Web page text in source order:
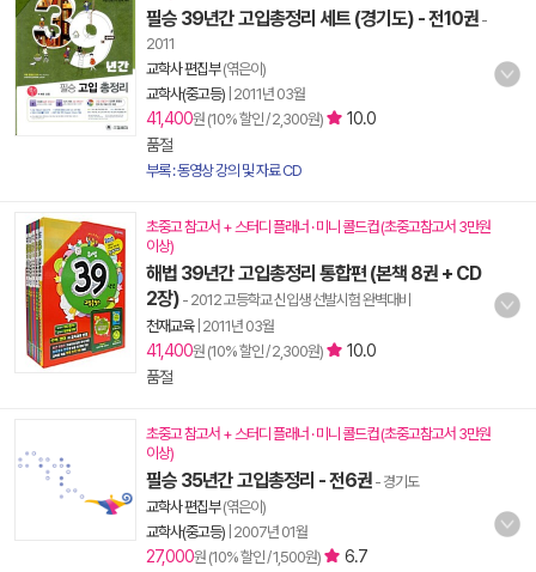
필승 39년간 고입총정리 세트 (경기도) - 전10권 -
2011
교학사 편집부(엮은이)
교학사(중고등) 2011년 03월
41,400원 (10% 할인 / 2,300원)
10.0
품절
부록 : 동영상 강의 및 자료 CD
초중고 참고서 + 스터디 플래너 · 미니 콜드컵 (초중고참고서 3만원
이상)
해법 39년간 고입총정리 통합편 (본책 8권 + CD
2장) - 2012 고등학교 신입생 선발시험 완벽대비
천재교육| 2011년 03월
41,400원 (10% 할인 / 2,300원)
10.0
품절
초중고 참고서 + 스터디 플래너 · 미니 콜드컵 (초중고참고서 3만원
이상)
필승 35년간 고입총정리 - 전6권 - 경기도
교학사 편집부(엮은이)
교학사(중고등) 2007년 01월
27,000원 (10% 할인 / 1,500원)
6.7